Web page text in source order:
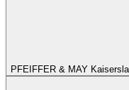
PFEIFFER & MAY